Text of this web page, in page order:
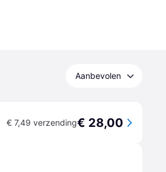
Aanbevolen
€ 7,49 verzending€ 28,00